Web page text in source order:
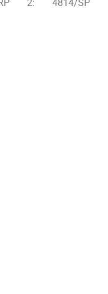
2: 4814/SP